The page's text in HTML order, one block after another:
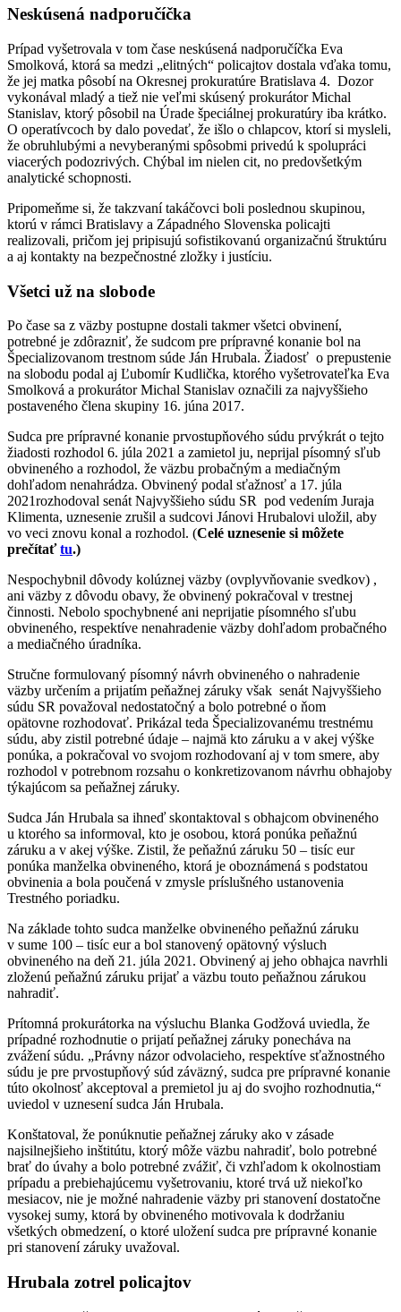
Neskúsená nadporučíčka
Prípad vyšetrovala v tom čase neskúsená nadporučíčka Eva
Smolková, ktorá sa medzi „elitných“ policajtov dostala vďaka tomu,
že jej matka pôsobí na Okresnej prokuratúre Bratislava 4. Dozor
vykonával mladý a tiež nie veľmi skúsený prokurátor Michal
Stanislav, ktorý pôsobil na Úrade špeciálnej prokuratúry iba krátko.
O operatívcoch by dalo povedať, že išlo o chlapcov, ktorí si mysleli,
že obruhlubými a nevyberanými spôsobmi privedú k spolupráci
viacerých podozrivých. Chýbal im nielen cit, no predovšetkým
analytické schopnosti.
Pripomeňme si, že takzvaní takáčovci boli poslednou skupinou,
ktorú v rámci Bratislavy a Západného Slovenska policajti
realizovali, pričom jej pripisujú sofistikovanú organizačnú štruktúru
a aj kontakty na bezpečnostné zložky i justíciu.
Všetci už na slobode
Po čase sa z väzby postupne dostali takmer všetci obvinení,
potrebné je zdôrazniť, že sudcom pre prípravné konanie bol na
Špecializovanom trestnom súde Ján Hrubala. Žiadosť o prepustenie
na slobodu podal aj Ľubomír Kudlička, ktorého vyšetrovateľka Eva
Smolková a prokurátor Michal Stanislav označili za najvyššieho
postaveného člena skupiny 16. júna 2017.
Sudca pre prípravné konanie prvostupňového súdu prvýkrát o tejto
žiadosti rozhodol 6. júla 2021 a zamietol ju, neprijal písomný sľub
obvineného a rozhodol, že väzbu probačným a mediačným
dohľadom nenahrádza. Obvinený podal sťažnosť a 17. júla
2021rozhodoval senát Najvyššieho súdu SR pod vedením Juraja
Klimenta, uznesenie zrušil a sudcovi Jánovi Hrubalovi uložil, aby
vo veci znovu konal a rozhodol. (Celé uznesenie si môžete
prečítaťtu.)
Nespochybnil dôvody kolúznej väzby (ovplyvňovanie svedkov) ,
ani väzby z dôvodu obavy, že obvinený pokračoval v trestnej
činnosti. Nebolo spochybnené ani neprijatie písomného sľubu
obvineného, respektíve nenahradenie väzby dohľadom probačného
a mediačného úradníka.
Stručne formulovaný písomný návrh obvineného o nahradenie
väzby určením a prijatím peňažnej záruky však senát Najvyššieho
súdu SR považoval nedostatočný a bolo potrebné o ňom
opätovne rozhodovať. Prikázal teda Špecializovanému trestnému
súdu, aby zistil potrebné údaje – najmä kto záruku a v akej výške
ponúka, a pokračoval vo svojom rozhodovaní aj v tom smere, aby
rozhodol v potrebnom rozsahu o konkretizovanom návrhu obhajoby
týkajúcom sa peňažnej záruky.
Sudca Ján Hrubala sa ihneď skontaktoval s obhajcom obvineného
u ktorého sa informoval, kto je osobou, ktorá ponúka peňažnú
záruku a v akej výške. Zistil, že peňažnú záruku 50 – tisíc eur
ponúka manželka obvineného, ktorá je oboznámená s podstatou
obvinenia a bola poučená v zmysle príslušného ustanovenia
Trestného poriadku.
Na základe tohto sudca manželke obvineného peňažnú záruku
v sume 100 – tisíc eur a bol stanovený opätovný výsluch
obvineného na deň 21. júla 2021. Obvinený aj jeho obhajca navrhli
zloženú peňažnú záruku prijať a väzbu touto peňažnou zárukou
nahradiť.
Prítomná prokurátorka na výsluchu Blanka Godžová uviedla, že
prípadné rozhodnutie o prijatí peňažnej záruky ponecháva na
zvážení súdu. „Právny názor odvolacieho, respektíve sťažnostného
súdu je pre prvostupňový súd záväzný, sudca pre prípravné konanie
túto okolnosť akceptoval a premietol ju aj do svojho rozhodnutia,“
uviedol v uznesení sudca Ján Hrubala.
Konštatoval, že ponúknutie peňažnej záruky ako v zásade
najsilnejšieho inštitútu, ktorý môže väzbu nahradiť, bolo potrebné
brať do úvahy a bolo potrebné zvážiť, či vzhľadom k okolnostiam
prípadu a prebiehajúcemu vyšetrovaniu, ktoré trvá už niekoľko
mesiacov, nie je možné nahradenie väzby pri stanovení dostatočne
vysokej sumy, ktorá by obvineného motivovala k dodržaniu
všetkých obmedzení, o ktoré uložení sudca pre prípravné konanie
pri stanovení záruky uvažoval.
Hrubala zotrel policajtov